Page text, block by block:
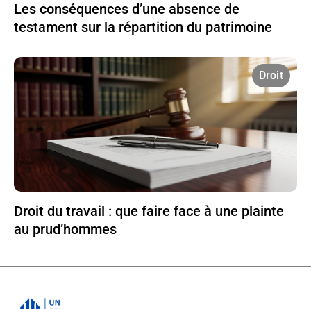
Les conséquences d’une absence de
testament sur la répartition du patrimoine
Droit
Droit du travail : que faire face à une plainte
au prud’hommes